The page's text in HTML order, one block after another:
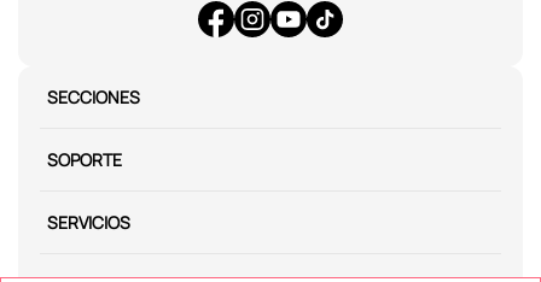
SECCIONES
SOPORTE
SERVICIOS